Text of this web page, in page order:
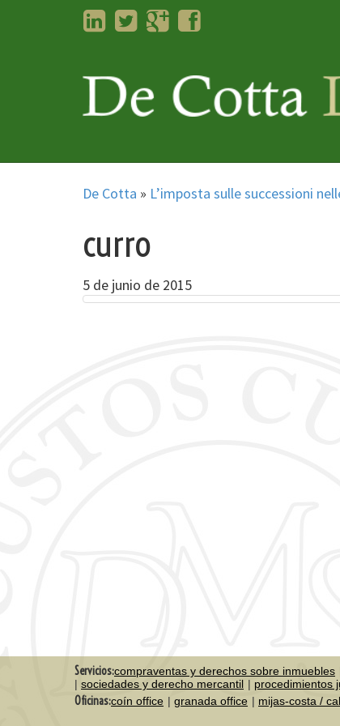
LinkedInTwitterGoogleplus
Facebook
De Cotta » L’imposta sulle successioni
curro
5 de junio de 2015
Servicios:compraventas y derechos sobre inmuebles
sociedades y derecho mercantil
procedimientos
Oficinas:coín office granada office mijas-costa /